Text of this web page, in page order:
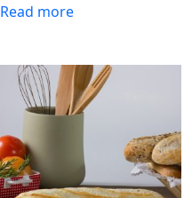
Read more